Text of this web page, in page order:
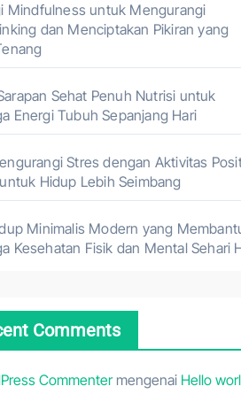
Mindfulness untuk Mengurangi
dan Menciptakan Pikiran yang
Sehat Penuh Nutrisi untuk
Energi Tubuh Sepanjang Hari
Stres dengan Aktivitas
Hidup Lebih Seimbang
Minimalis Modern yang
Kesehatan Fisik dan Mental Sehari
Comments
Commentermengenai Hello